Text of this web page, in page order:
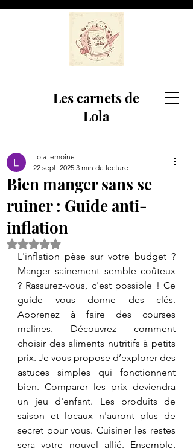
Les carnets de
Lola
Bien manger sans se
ruiner : Guide anti-
inflation
Lola lemoine
22 sept. 2025 3 min de lecture
Noté NaN étoiles sur 5.
L'inflation pèse sur votre budget ?
Manger sainement semble coûteux
? Rassurez-vous, c'est possible ! Ce
guide vous donne des clés.
Apprenez à faire des courses
malines. Découvrez comment
choisir des aliments nutritifs à petits
prix. Je vous propose d’explorer des
astuces simples qui fonctionnent
bien. Comparer les prix deviendra
un jeu d'enfant. Les produits de
saison et locaux n'auront plus de
secret pour vous. Cuisiner les restes